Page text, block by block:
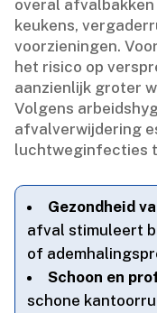
overal
keukens,
voorzieningen.​
het risico op
aanzienlijk groter
Volgens
afvalverwijdering
luchtweginfecties
Gezondheid
afval stimuleert
of
Schoon en
schone